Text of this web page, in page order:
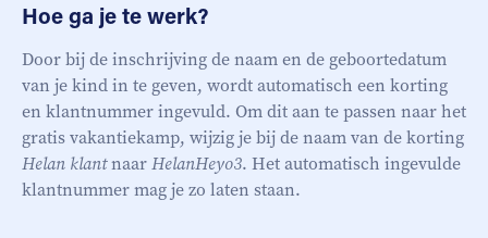
Hoe ga je te werk?
Door bij de inschrijving de naam en de geboortedatum
van je kind in te geven, wordt automatisch een korting
en klantnummer ingevuld. Om dit aan te passen naar het
gratis vakantiekamp, wijzig je bij de naam van de korting
Helan klantnaarHelanHeyo3. Het automatisch ingevulde
klantnummer mag je zo laten staan.